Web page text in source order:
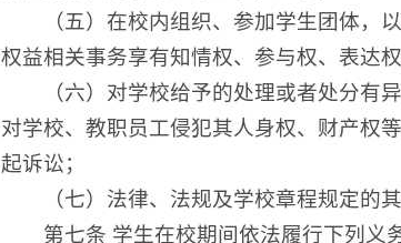
（五）在校内组织、参加学生团体，以
权益相关事务享有知情权、参与权、表达权
（六）对学校给予的处理或者处分有异
对学校、教职员工侵犯其人身权、财产权
起诉讼；
（七）法律、法规及学校章程规定的其
第七条 学生在校期间依法履行下列义务